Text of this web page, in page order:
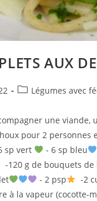
AUX
PostLégumes avec
une
pour 2 personnes
sp vert
- 6 sp bleu
-120 g de bouquets
- 2 psp -2
à la vapeur (cocotte-